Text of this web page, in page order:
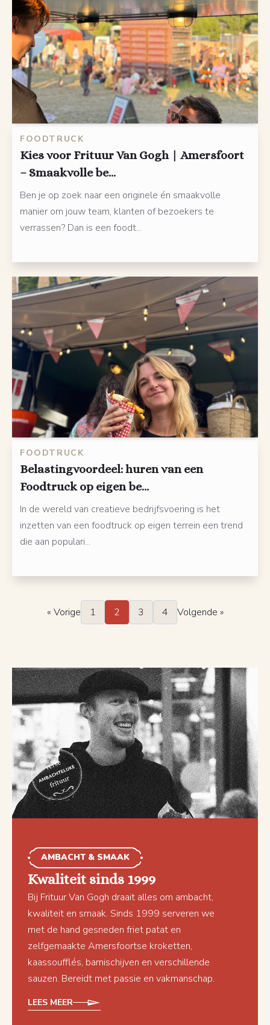
FOODTRUCK
Kies voor Frituur Van Gogh | Amersfoort
– Smaakvolle be...
Ben je op zoek naar een originele én smaakvolle
manier om jouw team, klanten of bezoekers te
verrassen? Dan is een foodt...
FOODTRUCK
Belastingvoordeel: huren van een
Foodtruck op eigen be...
In de wereld van creatieve bedrijfsvoering is het
inzetten van een foodtruck op eigen terrein een trend
die aan populari...
« Vorige 1 2 3 4 Volgende »
AMBACHT & SMAAK
Kwaliteit sinds 1999
Bij Frituur Van Gogh draait alles om ambacht,
kwaliteit en smaak. Sinds 1999 serveren we
met de hand gesneden friet patat en
zelfgemaakte Amersfoortse kroketten,
kaassoufflés, bamischijven en verschillende
sauzen. Bereidt met passie en vakmanschap.
LEES MEER